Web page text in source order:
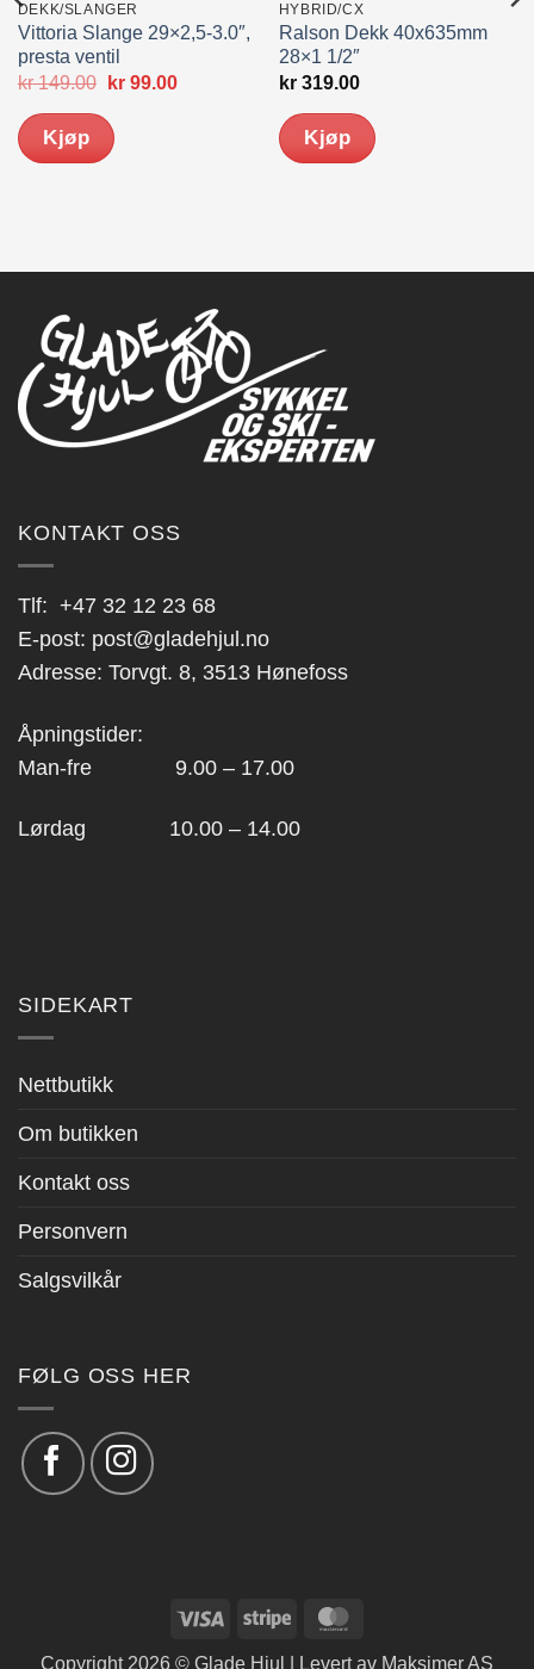
DEKK/SLANGER
Vittoria Slange 29×2,5-3.0″,
presta ventil
kr149.00
Opprinnelig
var:
kr 149.00.
kr99.00Nåværende
Kjøp
HYBRID/CX
Ralson Dekk 40x635mm
28×1 1/2″
kr319.00
Kjøp
KONTAKT OSS
Tlf: +47 32 12 23 68
E-post: post@gladehjul.no
Adresse: Torvgt. 8, 3513 Hønefoss
Åpningstider:
Man-fre 9.00 – 17.00
Lørdag 10.00 – 14.00
SIDEKART
Nettbutikk
Om butikken
Kontakt oss
Personvern
Salgsvilkår
FØLG OSS HER
Visa Stripe
Copyright 2026 © Glade Hjul | Levert av Maksimer AS